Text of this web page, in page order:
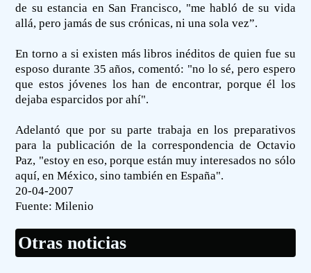
de su estancia en San Francisco, "me habló de su vida
allá, pero jamás de sus crónicas, ni una sola vez”.
En torno a si existen más libros inéditos de quien fue su
esposo durante 35 años, comentó: "no lo sé, pero espero
que estos jóvenes los han de encontrar, porque él los
dejaba esparcidos por ahí".
Adelantó que por su parte trabaja en los preparativos
para la publicación de la correspondencia de Octavio
Paz, "estoy en eso, porque están muy interesados no sólo
aquí, en México, sino también en España".
20-04-2007
Fuente:Milenio
Otras noticias